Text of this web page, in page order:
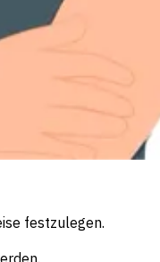
festzulegen.